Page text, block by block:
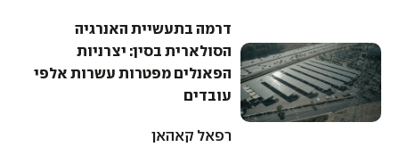
דרמה בתעשיית האנרגיה
הסולארית בסין: יצרניות
הפאנלים מפטרות עשרות אלפי
עובדים
רפאל קאהאן